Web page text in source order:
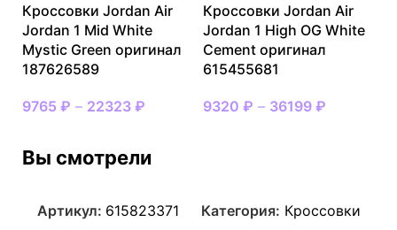
Кроссовки Jordan Air
Jordan 1 Mid White
Mystic Green оригинал
187626589
9765 ₽ – 22323 ₽
Кроссовки Jordan Air
Jordan 1 High OG White
Cement оригинал
615455681
9320 ₽ – 36199 ₽
Вы смотрели
Артикул: 615823371 Категория: Кроссовки